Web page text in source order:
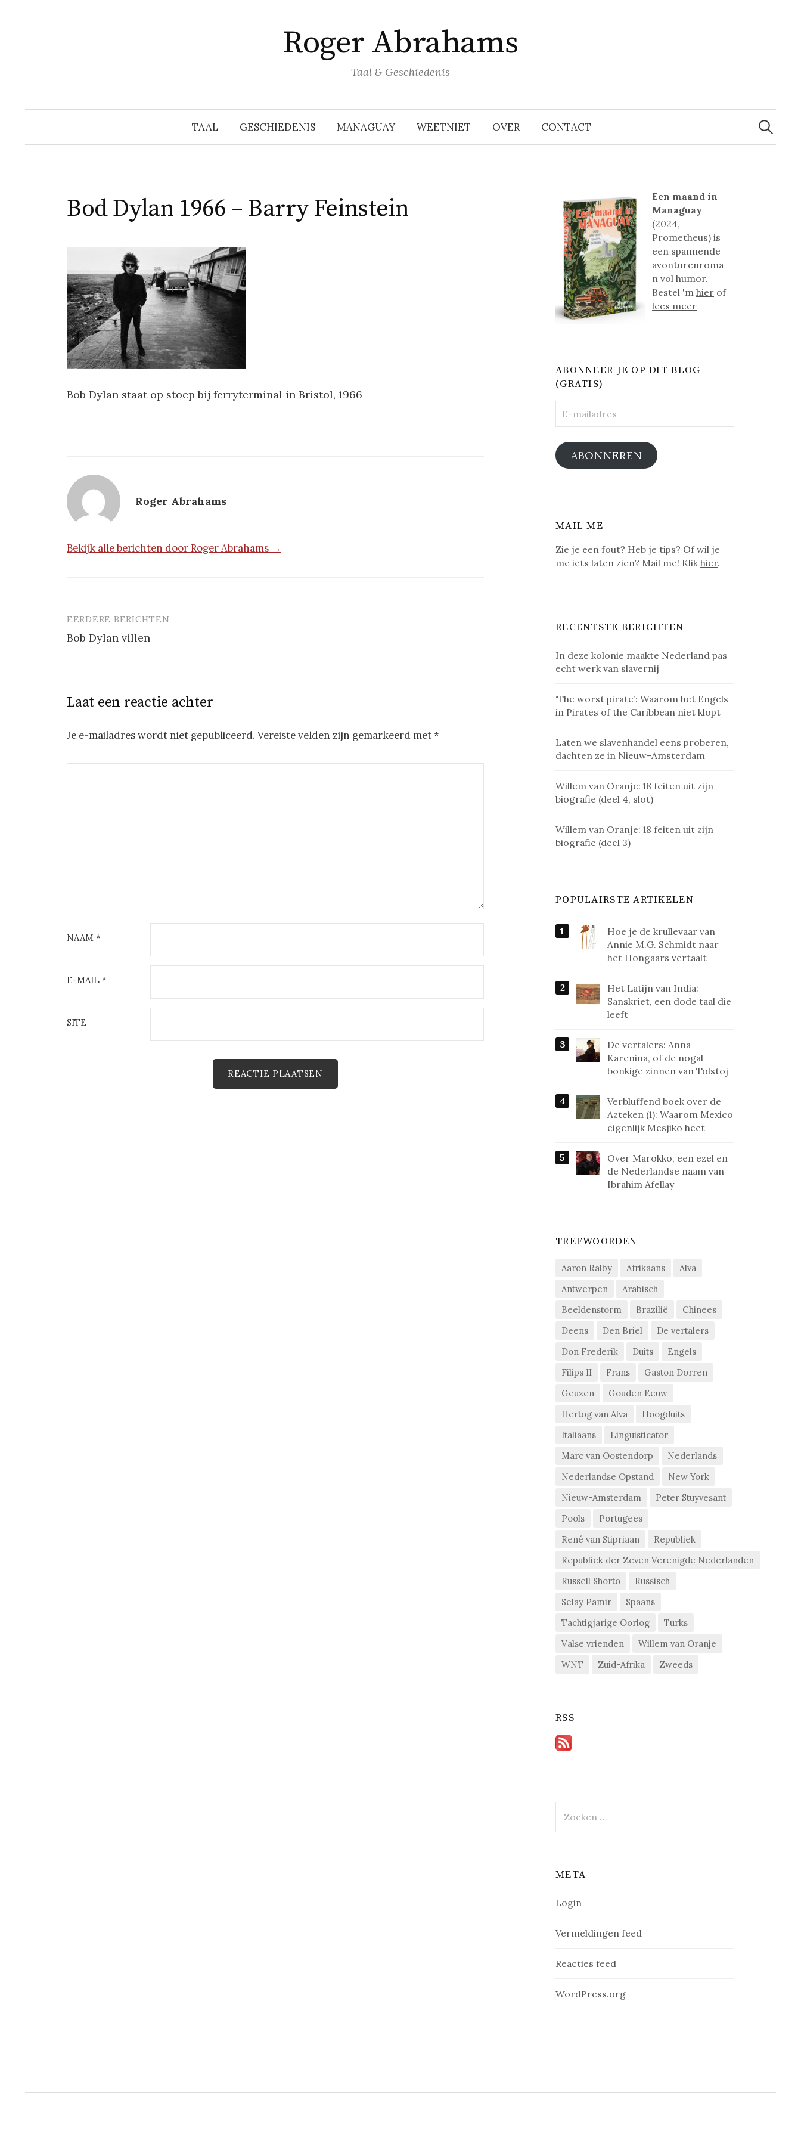
Roger Abrahams
Taal & Geschiedenis
TAAL GESCHIEDENIS MANAGUAY WEETNIET OVER CONTACT
Zoeken
naar:
Bod Dylan 1966 – Barry Feinstein
Bob Dylan staat op stoep bij ferryterminal in Bristol, 1966
Roger Abrahams
Bekijk alle berichten door Roger Abrahams →
Berichtnavigatie
EERDERE BERICHTEN
Bob Dylan villen
Laat een reactie achter
Je e-mailadres wordt niet gepubliceerd. Vereiste velden zijn gemarkeerd met*
NAAM *
E-MAIL *
SITE
Een maand in
Managuay
(2024,
Prometheus) is
een spannende
avonturenroma
n vol humor.
Bestel 'mhier of
lees meer
ABONNEER JE OP DIT BLOG
(GRATIS)
mailadres
ABONNEREN
MAIL ME
Zie je een fout? Heb je tips? Of wil je
me iets laten zien? Mail me! Klikhier.
RECENTSTE BERICHTEN
In deze kolonie maakte Nederland pas
echt werk van slavernij
‘The worst pirate’: Waarom het Engels
in Pirates of the Caribbean niet klopt
Laten we slavenhandel eens proberen,
dachten ze in Nieuw-Amsterdam
Willem van Oranje: 18 feiten uit zijn
biografie (deel 4, slot)
Willem van Oranje: 18 feiten uit zijn
biografie (deel 3)
POPULAIRSTE ARTIKELEN
Hoe je de krullevaar van
Annie M.G. Schmidt naar
het Hongaars vertaalt
Het Latijn van India:
Sanskriet, een dode taal die
leeft
De vertalers: Anna
Karenina, of de nogal
bonkige zinnen van Tolstoj
Verbluffend boek over de
Azteken (1): Waarom Mexico
eigenlijk Mesjiko heet
Over Marokko, een ezel en
de Nederlandse naam van
Ibrahim Afellay
TREFWOORDEN
Aaron Ralby Afrikaans
Alva
Antwerpen
Arabisch
Beeldenstorm
Brazilië
Chinees
Deens
Den Briel
De vertalers
Don Frederik
Duits
Engels
Filips II
Frans
Gaston Dorren
Geuzen
Gouden Eeuw
Hertog van Alva
Hoogduits
Italiaans
Linguisticator
Marc van Oostendorp
Nederlands
Nederlandse Opstand
New York
Nieuw-Amsterdam
Peter Stuyvesant
Pools
Portugees
René van Stipriaan
Republiek
Republiek der Zeven Verenigde Nederlanden
Russell Shorto
Russisch
Selay Pamir
Spaans
Tachtigjarige Oorlog
Turks
Valse vrienden
Willem van Oranje
WNT
Zuid-Afrika Zweeds
RSS
naar:
META
Login
Vermeldingen feed
Reacties feed
WordPress.org